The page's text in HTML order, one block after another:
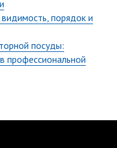
порядок и
посуды:
профессиональной